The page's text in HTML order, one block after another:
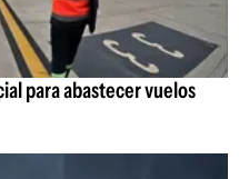
para abastecer vuelos